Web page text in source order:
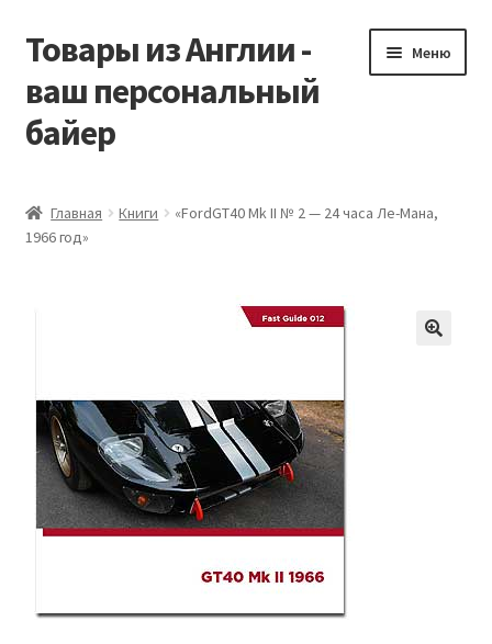
Перейти
навигации
Перейти
содержимому
Товары из Англии -
ваш персональный
байер
Меню
Виды доставки
Корзина
Мой аккаунт
Отзывы
Главная Книги
«FordGT40 Mk II № 2 — 24 часа Ле-Мана,
1966 год»